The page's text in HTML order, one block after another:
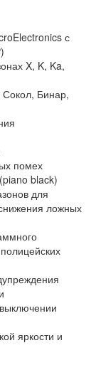
с
X, K, Ka,
Бинар,
помех
black)
для
ложных
яркости и